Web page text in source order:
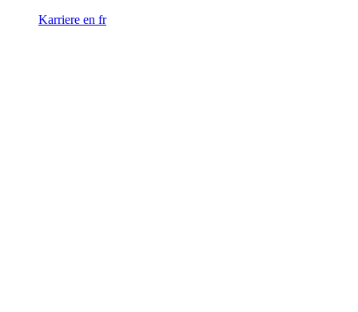
Karriere en fr